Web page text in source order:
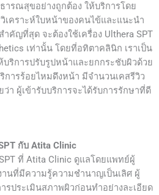
ารณสุขอย่างถูกต้อง ให้บริการโดย
คราะห์ใบหน้าของคนไข้และแนะนำ
คัญที่สุด จะต้องใช้เครื่อง Ulthera SPT
เท่านั้น โดยที่อทิตาคลินิก เราเป็น
ริการปรับรูปหน้าและยกกระชับผิวด้วย
การร้อยไหมดึงหน้า มีจำนวนเคสรีวิว
า ผู้เข้ารับบริการจะได้รับการรักษาที่ดี
กับ Atita Clinic
ที่ Atita Clinic ดูแลโดยแพทย์ผู้
นที่มีความรู้ความชำนาญเป็นเลิศ ผู้
รประเมินสภาพผิวก่อนทำอย่างละเอียด